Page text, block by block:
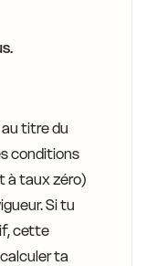
titre du
conditions
à taux zéro)
Si tu
cette
ta